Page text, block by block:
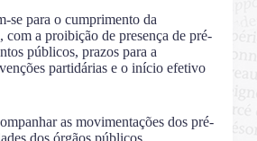
se para o cumprimento da
com a proibição de presença de pré-
públicos, prazos para a
partidárias e o início efetivo
as movimentações dos pré-